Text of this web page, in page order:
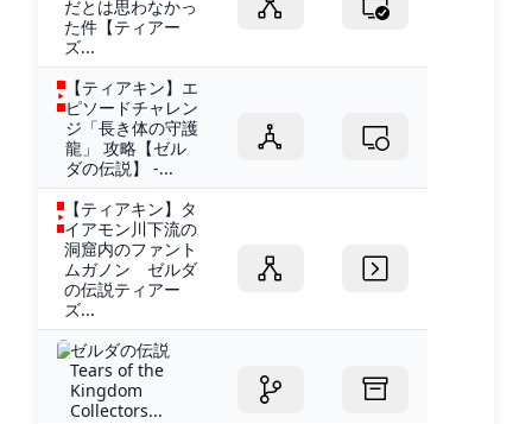
だとは思わなかっ
た件【ティアー
ズ...
【ティアキン】エ
ピソードチャレン
ジ「長き体の守護
龍」 攻略【ゼル
ダの伝説】 -...
【ティアキン】タ
イアモン川下流の
洞窟内のファント
ムガノン ゼルダ
の伝説ティアー
ズ...
ゼルダの伝説
Tears of the
Kingdom
Collectors...